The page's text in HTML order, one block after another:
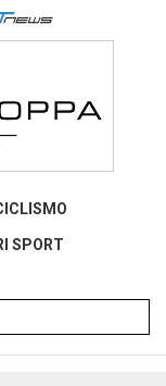
SPORT